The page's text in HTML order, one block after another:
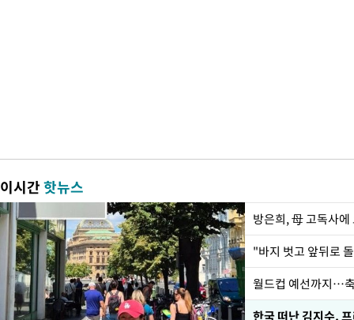
이시간핫뉴스
방은희, 母 고독사
월드컵 예선까지…
한국 떠난 김지수,